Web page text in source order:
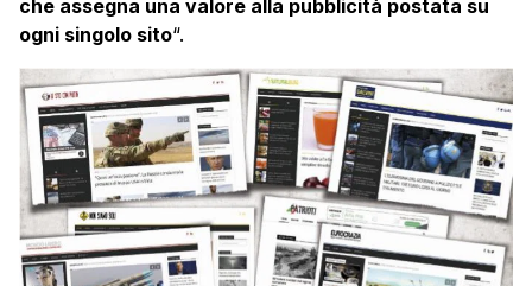
che assegna una valore alla pubblicità postata su
ogni singolo sito“.